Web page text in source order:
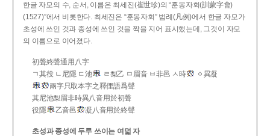
한글 자모의 수, 순서, 이름은 최세진(崔世珍)의 “훈몽자회(訓蒙字會)
(1527)”에서 비롯한다. 최세진은 “훈몽자회” 범례(凡例)에서 한글 자모가
초성에 쓰인 것과 종성에 쓰인 것을 짝을 지어 표시했는데, 그것이 자모
의 이름으로 이어졌다.
初聲終聲通用八字
ㄱ其役 ㄴ尼隱 ㄷ池
ㄹ梨乙 ㅁ眉音 ㅂ非邑 ㅅ時
ㆁ異凝
兩字只取本字之釋俚語爲聲
其尼池梨眉非時異八音用於初聲
役隱
乙音邑 凝八音用於終聲
초성과 종성에 두루 쓰이는 여덟 자